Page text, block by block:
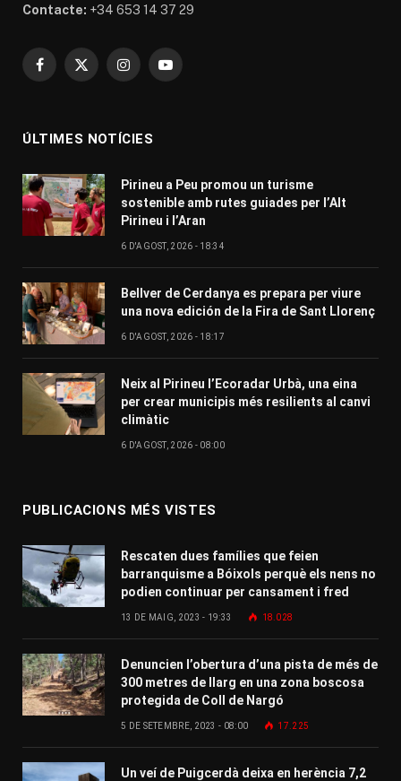
Contacte: +34 653 14 37 29
Facebook
X
InstagramYouTube
ÚLTIMES NOTÍCIES
Pirineu a Peu promou un turisme
sostenible amb rutes guiades per l’Alt
Pirineu i l’Aran
6 D'AGOST, 2026 - 18:34
Bellver de Cerdanya es prepara per viure
una nova edición de la Fira de Sant Llorenç
6 D'AGOST, 2026 - 18:17
Neix al Pirineu l’Ecoradar Urbà, una eina
per crear municipis més resilients al canvi
climàtic
6 D'AGOST, 2026 - 08:00
PUBLICACIONS MÉS VISTES
Rescaten dues famílies que feien
barranquisme a Bóixols perquè els nens no
podien continuar per cansament i fred
13 DE MAIG, 2023 - 19:33 18.028
Denuncien l’obertura d’una pista de més de
300 metres de llarg en una zona boscosa
protegida de Coll de Nargó
5 DE SETEMBRE, 2023 - 08:00 17.225
Un veí de Puigcerdà deixa en herència 7,2